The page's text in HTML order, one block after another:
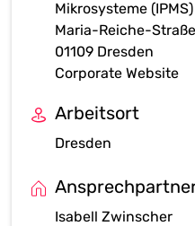
Mikrosysteme (IPMS)
Maria-Reiche-
01109 Dresden
Corporate Website
Arbeitsort
Dresden
Isabell Zwinscher